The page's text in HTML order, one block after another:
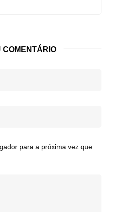
COMENTÁRIO
para a próxima vez que